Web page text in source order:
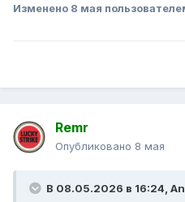
Изменено 8 мая
Remr
Опубликовано 8 мая
В 08.05.2026 в 16:24,